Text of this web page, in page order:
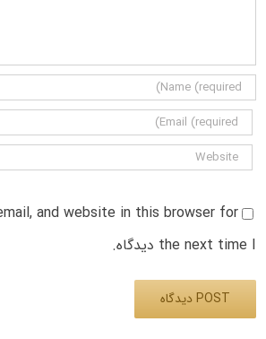
and website in this browser for
the next time I دیدگاه.